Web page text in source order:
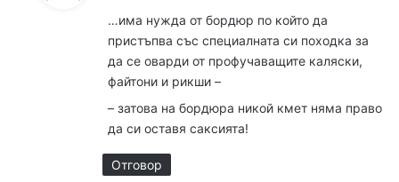
а
:
…има нужда от бордюр по който да
пристъпва със специалната си походка за
да се оварди от профучаващите каляски,
файтони и рикши –
– затова на бордюра никой кмет няма право
да си оставя саксията!
Отговор